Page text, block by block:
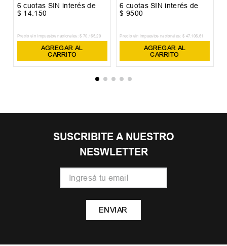
6 cuotas SIN interés de
$ 14.150
Precio sin impuestos nacionales: $ 70 .165,29
AGREGAR AL
CARRITO
6 cuotas SIN interés de
$ 9500
Precio sin impuestos nacionales: $ 47.106,61
AGREGAR AL
CARRITO
SUSCRIBITE A NUESTRO
NESWLETTER
ENVIAR